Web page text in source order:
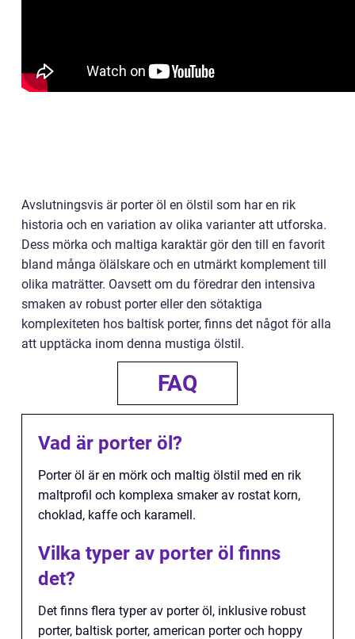
Avslutningsvis är porter öl en ölstil som har en rik
historia och en variation av olika varianter att utforska.
Dess mörka och maltiga karaktär gör den till en favorit
bland många ölälskare och en utmärkt komplement till
olika maträtter. Oavsett om du föredrar den intensiva
smaken av robust porter eller den sötaktiga
komplexiteten hos baltisk porter, finns det något för alla
att upptäcka inom denna mustiga ölstil.
FAQ
Vad är porter öl?
Porter öl är en mörk och maltig ölstil med en rik
maltprofil och komplexa smaker av rostat korn,
choklad, kaffe och karamell.
Vilka typer av porter öl finns
det?
Det finns flera typer av porter öl, inklusive robust
porter, baltisk porter, american porter och hoppy